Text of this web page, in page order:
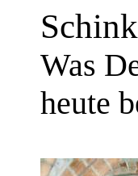
Was
heute